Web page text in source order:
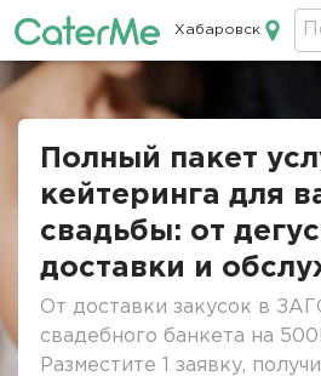
Кейтеринг
Хабаровск
Полный пакет
кейтеринга для
свадьбы: от
доставки и
От доставки закусок в
свадебного банкета на 500!
Разместите 1 заявку,